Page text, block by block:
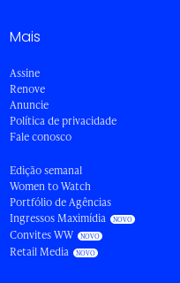
Mais
Assine
Renove
Anuncie
Política de privacidade
Fale conosco
Edição semanal
Women to Watch
Portfólio de Agências
Ingressos Maximídia
Convites WW
Retail Media